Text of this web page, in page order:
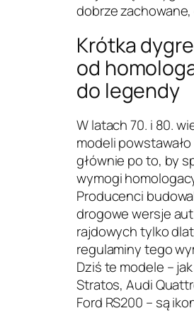
dobrze zachowane,
Krótka
od
do legendy
W latach 70. i 80.
modeli powstawało
głównie po to, by
wymogi
Producenci
drogowe wersje aut
rajdowych tylko
regulaminy tego
Dziś te modele –
Stratos, Audi
Ford RS200 – są